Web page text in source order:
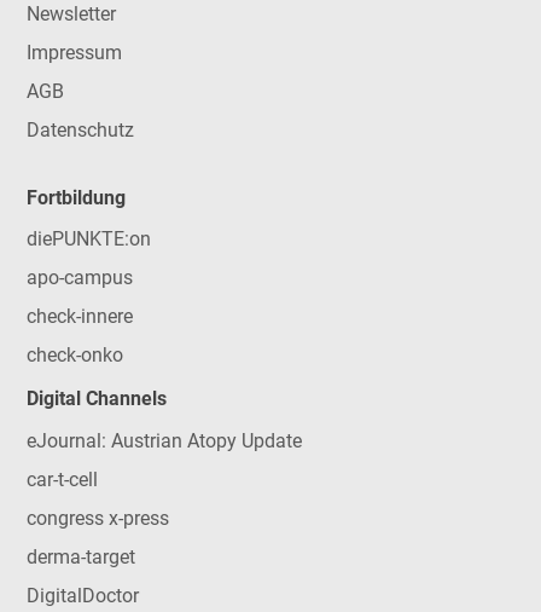
Newsletter
Impressum
AGB
Datenschutz
Fortbildung
diePUNKTE:on
apo-campus
check-innere
check-onko
Digital Channels
eJournal: Austrian Atopy Update
car-t-cell
congress x-press
derma-target
DigitalDoctor